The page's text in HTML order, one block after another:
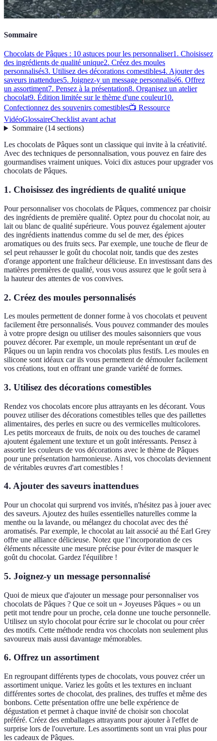
Sommaire
Chocolats de Pâques : 10 astuces pour les personnaliser1. Choisissez
des ingrédients de qualité unique2. Créez des moules
personnalisés3. Utilisez des décorations comestibles4. Ajouter des
saveurs inattendues5. Joignez-y un message personnalisé6. Offrez
un assortiment7. Pensez à la présentation8. Organisez un atelier
chocolat9. Édition limitée sur le thème d'une couleur10.
Confectionnez des souvenirs comestibles📺 Ressource
VidéoGlossaireChecklist avant achat
Sommaire(14 sections)
Les chocolats de Pâques sont un classique qui invite à la créativité.
Avec des techniques de personnalisation, vous pouvez en faire des
gourmandises vraiment uniques. Voici dix astuces pour upgrader vos
chocolats de Pâques.
1. Choisissez des ingrédients de qualité unique
Pour personnaliser vos chocolats de Pâques, commencez par choisir
des ingrédients de première qualité. Optez pour du chocolat noir, au
lait ou blanc de qualité supérieure. Vous pouvez également ajouter
des ingrédients inattendus comme du sel de mer, des épices
aromatiques ou des fruits secs. Par exemple, une touche de fleur de
sel peut rehausser le goût du chocolat noir, tandis que des zestes
d'orange apportent une fraîcheur délicieuse. En investissant dans des
matières premières de qualité, vous vous assurez que le goût sera à
la hauteur des attentes de vos convives.
2. Créez des moules personnalisés
Les moules permettent de donner forme à vos chocolats et peuvent
facilement être personnalisés. Vous pouvez commander des moules
à votre propre design ou utiliser des moules saisonniers que vous
pouvez décorer. Par exemple, un moule représentant un œuf de
Pâques ou un lapin rendra vos chocolats plus festifs. Les moules en
silicone sont idéaux car ils vous permettent de démouler facilement
vos créations, tout en offrant une grande variété de formes.
3. Utilisez des décorations comestibles
Rendez vos chocolats encore plus attrayants en les décorant. Vous
pouvez utiliser des décorations comestibles telles que des paillettes
alimentaires, des perles en sucre ou des vermicelles multicolores.
Les petits morceaux de fruits, de noix ou des touches de caramel
ajoutent également une texture et un goût intéressants. Pensez à
assortir les couleurs de vos décorations avec le thème de Pâques
pour une présentation harmonieuse. Ainsi, vos chocolats deviennent
de véritables œuvres d'art comestibles !
4. Ajouter des saveurs inattendues
Pour un chocolat qui surprend vos invités, n'hésitez pas à jouer avec
des saveurs. Ajoutez des huiles essentielles naturelles comme la
menthe ou la lavande, ou mélangez du chocolat avec des thé
aromatisés. Par exemple, le chocolat au lait associé au thé Earl Grey
offre une alliance délicieuse. Notez que l’incorporation de ces
éléments nécessite une mesure précise pour éviter de masquer le
goût du chocolat. Gardez l'équilibre !
5. Joignez-y un message personnalisé
Quoi de mieux que d'ajouter un message pour personnaliser vos
chocolats de Pâques ? Que ce soit un « Joyeuses Pâques » ou un
petit mot tendre pour un proche, cela donne une touche personnelle.
Utilisez un stylo chocolat pour écrire sur le chocolat ou pour créer
des motifs. Cette méthode rendra vos chocolats non seulement plus
savoureux mais aussi davantage mémorables.
6. Offrez un assortiment
En regroupant différents types de chocolats, vous pouvez créer un
assortiment unique. Variez les goûts et les textures en incluant
différentes sortes de chocolat, des pralines, des truffes et même des
bonbons. Cette présentation offre une belle expérience de
dégustation et permet à chaque invité de choisir son chocolat
préféré. Créez des emballages attrayants pour ajouter à l'effet de
surprise lors de l'ouverture. Les assortiments sont un vrai plus pour
les cadeaux de Pâques.